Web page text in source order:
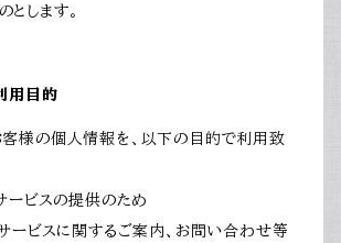
します。
用目的
客様の個人情報を、以下の目的で利用致
サービスの提供のため
サービスに関するご案内、お問い合わせ等